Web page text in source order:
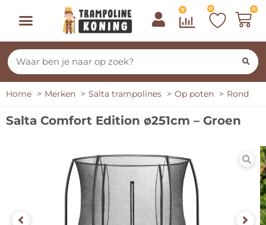
0 0 0
Home Merken Salta trampolines Op poten Rond
Salta Comfort Edition ø251cm – Groen